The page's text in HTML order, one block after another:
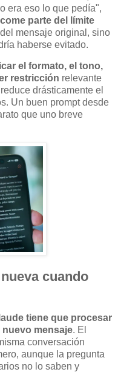
era eso lo que pedía",
parte del límite
mensaje original, sino
haberse evitado.
el formato, el tono,
restricción relevante
drásticamente el
Un buen prompt desde
que uno breve
cuando
tiene que procesar
mensaje. El
conversación
aunque la pregunta
no lo saben y